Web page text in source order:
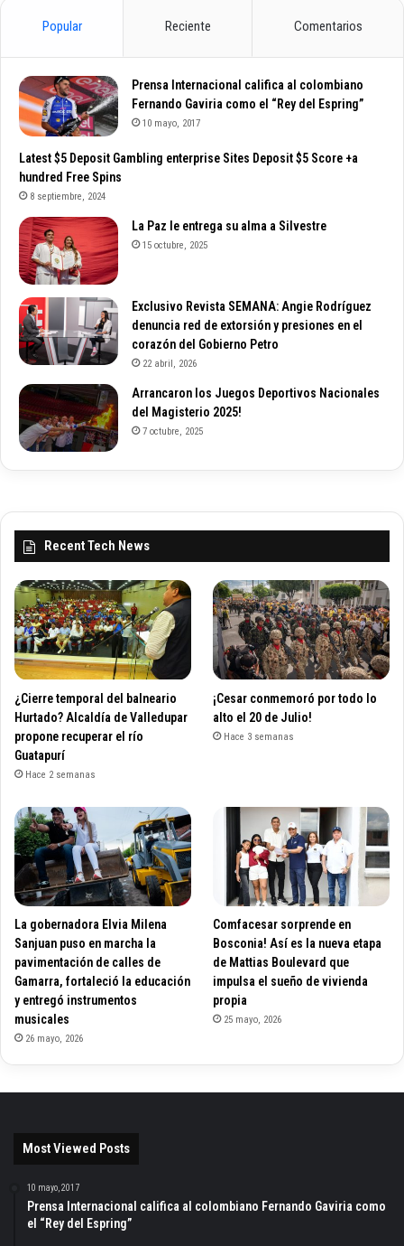
Popular Reciente Comentarios
Prensa Internacional califica al colombiano
Fernando Gaviria como el “Rey del Espring”
10 mayo, 2017
Latest $5 Deposit Gambling enterprise Sites Deposit $5 Score +a
hundred Free Spins
8 septiembre, 2024
La Paz le entrega su alma a Silvestre
15 octubre, 2025
Exclusivo Revista SEMANA: Angie Rodríguez
denuncia red de extorsión y presiones en el
corazón del Gobierno Petro
22 abril, 2026
Arrancaron los Juegos Deportivos Nacionales
del Magisterio 2025!
7 octubre, 2025
Recent Tech News
¿Cierre temporal del balneario
Hurtado? Alcaldía de Valledupar
propone recuperar el río
Guatapurí
Hace 2 semanas
¡Cesar conmemoró por todo lo
alto el 20 de Julio!
Hace 3 semanas
La gobernadora Elvia Milena
Sanjuan puso en marcha la
pavimentación de calles de
Gamarra, fortaleció la educación
y entregó instrumentos
musicales
26 mayo, 2026
Comfacesar sorprende en
Bosconia! Así es la nueva etapa
de Mattias Boulevard que
impulsa el sueño de vivienda
propia
25 mayo, 2026
Most Viewed Posts
10 mayo, 2017
Prensa Internacional califica al colombiano Fernando Gaviria como
el “Rey del Espring”